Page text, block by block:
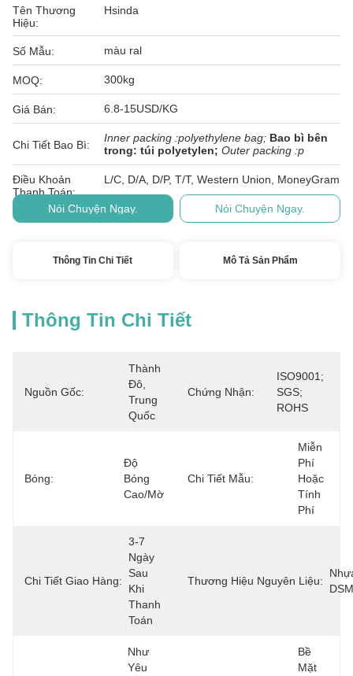
Tên Thương
Hiệu:
Hsinda
Số Mẫu: màu ral
MOQ: 300kg
Giá Bán: 6.8-15USD/KG
Chi Tiết Bao Bì:
Inner packing :polyethylene bag; Bao bì bên
trong: túi polyetylen; Outer packing :p
Điều Khoản
Thanh Toán:
L/C, D/A, D/P, T/T, Western Union, MoneyGram
Nói Chuyện Ngay. Nói Chuyện Ngay.
Thông Tin Chi Tiết Mô Tả Sản Phẩm
Thông Tin Chi Tiết
Nguồn Gốc:
Thành
Đô,
Trung
Quốc
Chứng Nhận:
ISO9001;
SGS;
ROHS
Bóng:
Độ
Bóng
Cao/Mờ
Chi Tiết Mẫu:
Miễn
Phí
Hoặc
Tính
Phí
Chi Tiết Giao Hàng:
3-7
Ngày
Sau
Khi
Thanh
Toán
Thương Hiệu Nguyên Liệu:
Như
Yêu
Bề
Mặt